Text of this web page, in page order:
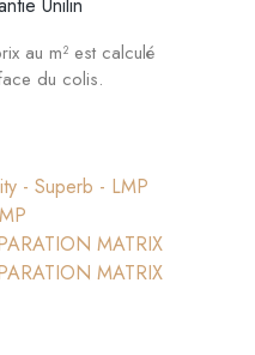
au m² est calculé
du colis.
- Superb - LMP
MATRIX
MATRIX